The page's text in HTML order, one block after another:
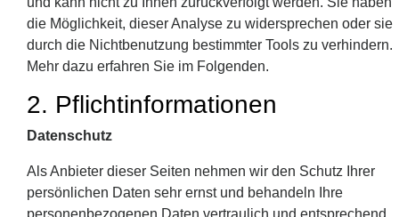
die Möglichkeit, dieser Analyse zu widersprechen oder sie
durch die Nichtbenutzung bestimmter Tools zu verhindern.
Mehr dazu erfahren Sie im Folgenden.
2. Pflichtinformationen
Datenschutz
Als Anbieter dieser Seiten nehmen wir den Schutz Ihrer
persönlichen Daten sehr ernst und behandeln Ihre
personenbezogenen Daten vertraulich und entsprechend